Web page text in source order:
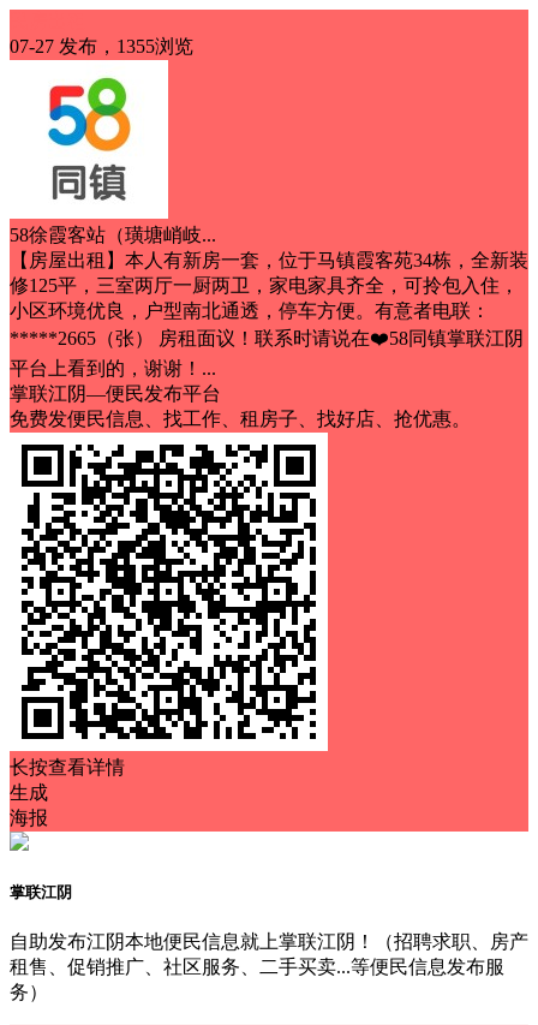
07-27 发布，1355浏览
58徐霞客站（璜塘峭岐...
【房屋出租】本人有新房一套，位于马镇霞客苑34栋，全新装
修125平，三室两厅一厨两卫，家电家具齐全，可拎包入住，
小区环境优良，户型南北通透，停车方便。有意者电联：
*****2665（张） 房租面议！联系时请说在❤️58同镇掌联江阴
平台上看到的，谢谢！...
掌联江阴—便民发布平台
免费发便民信息、找工作、租房子、找好店、抢优惠。
长按查看详情
生成
海报
掌联江阴
自助发布江阴本地便民信息就上掌联江阴！（招聘求职、房产
租售、促销推广、社区服务、二手买卖...等便民信息发布服
务）